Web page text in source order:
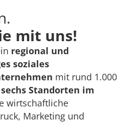
mit uns!
regional und
soziales
mit rund 1.000
sechs Standorten im
wirtschaftliche
Marketing und